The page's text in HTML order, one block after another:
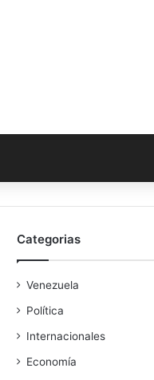
Categorias
Venezuela
Política
Internacionales
Economía